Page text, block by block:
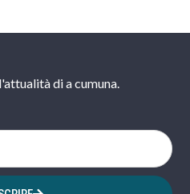
di a cumuna.